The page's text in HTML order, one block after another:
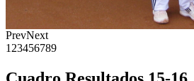
PrevNext
1 23456789